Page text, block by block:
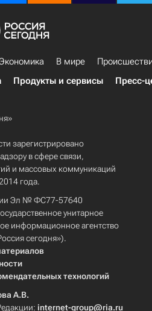
В мире
Продукты и сервисы Пресс-
зарегистрировано
в сфере связи,
и массовых коммуникаций
года.
Эл № ФС77-57640
унитарное
информационное агентство
сегодня»).
технологий
А.В.
internet-group@ria.ru